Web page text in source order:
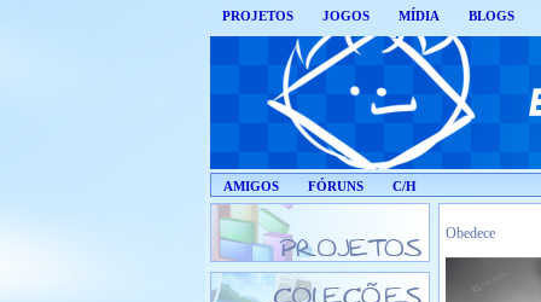
PROJETOS JOGOS MÍDIA BLOGS
AMIGOS FÓRUNS C/H
Obedece